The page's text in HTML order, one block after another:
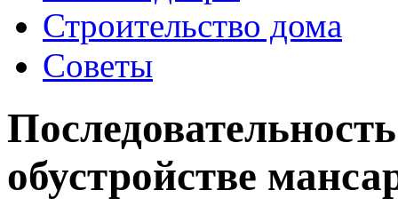
Строительство дома
Советы
обустройстве